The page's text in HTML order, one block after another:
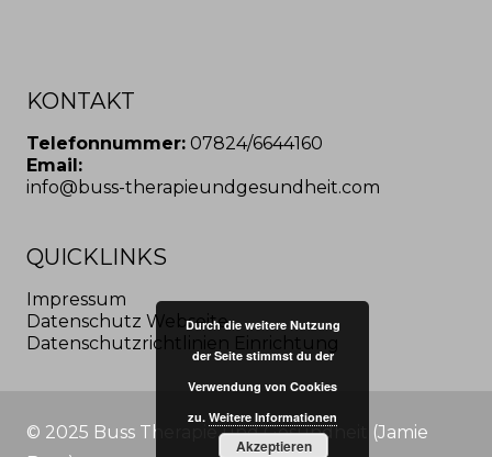
KONTAKT
Telefonnummer: 07824/6644160
Email:
info@buss-therapieundgesundheit.com
QUICKLINKS
Impressum
Datenschutz Webseite
Datenschutzrichtlinien Einrichtung
© 2025 Buss Therapie und Gesundheit (Jamie
Durch die weitere Nutzung
der Seite stimmst du der
Verwendung von Cookies
zu. Weitere Informationen
Akzeptieren